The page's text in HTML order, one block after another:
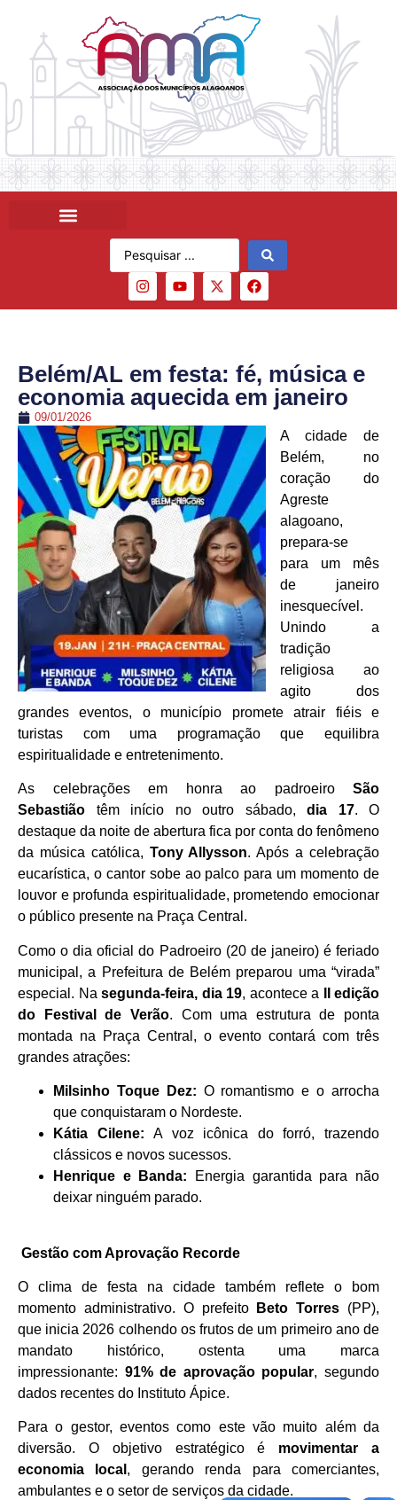
Belém/AL em festa: fé, música e
economia aquecida em janeiro
09/01/2026
A cidade de
Belém, no
coração do
Agreste
alagoano,
prepara-se
para um mês
de janeiro
inesquecível.
Unindo a
tradição
religiosa ao
agito dos
grandes eventos, o município promete atrair fiéis e
turistas com uma programação que equilibra
espiritualidade e entretenimento.
As celebrações em honra ao padroeiro São
Sebastião têm início no outro sábado, dia 17. O
destaque da noite de abertura fica por conta do fenômeno
da música católica, Tony Allysson. Após a celebração
eucarística, o cantor sobe ao palco para um momento de
louvor e profunda espiritualidade, prometendo emocionar
o público presente na Praça Central.
Como o dia oficial do Padroeiro (20 de janeiro) é feriado
municipal, a Prefeitura de Belém preparou uma “virada”
especial. Na segunda-feira, dia 19, acontece a
II edição
do Festival de Verão. Com uma estrutura de ponta
montada na Praça Central, o evento contará com três
grandes atrações:
Milsinho Toque Dez: O romantismo e o arrocha
que conquistaram o Nordeste.
Kátia Cilene: A voz icônica do forró, trazendo
clássicos e novos sucessos.
Henrique e Banda: Energia garantida para não
deixar ninguém parado.
Gestão com Aprovação Recorde
O clima de festa na cidade também reflete o bom
momento administrativo. O prefeito
Beto Torres (PP),
que inicia 2026 colhendo os frutos de um primeiro ano de
mandato histórico, ostenta uma marca
impressionante: 91% de aprovação popular, segundo
dados recentes do Instituto Ápice.
Para o gestor, eventos como este vão muito além da
diversão. O objetivo estratégico é movimentar a
economia local , gerando renda para comerciantes,
ambulantes e o setor de serviços da cidade.